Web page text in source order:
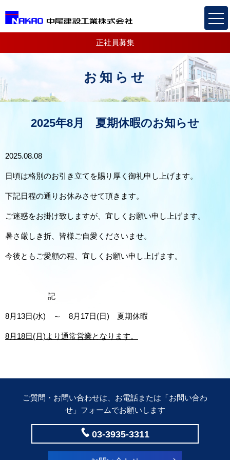
正社員募集
お知らせ
2025年8月 夏期休暇のお知らせ
2025.08.08
日頃は格別のお引き立てを賜り厚く御礼申し上げます。
下記日程の通りお休みさせて頂きます。
ご迷惑をお掛け致しますが、宜しくお願い申し上げます。
暑さ厳しき折、皆様ご自愛くださいませ。
今後ともご愛顧の程、宜しくお願い申し上げます。
記
8月13日(水) ～ 8月17日(日) 夏期休暇
8月18日(月)より通常営業となります。
ご質問・お問い合わせは、お電話または「お問い合わ
せ」フォームでお願いします
03-3935-3311